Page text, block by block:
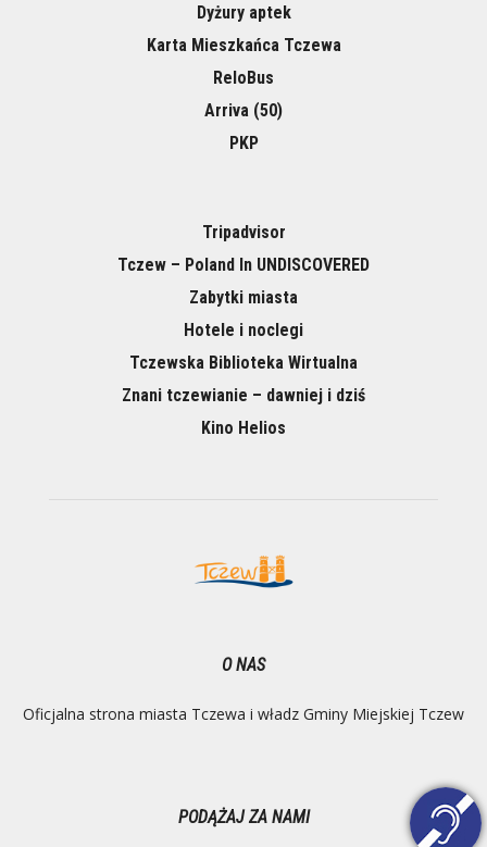
Dyżury aptek
Karta Mieszkańca Tczewa
ReloBus
Arriva (50)
PKP
Tripadvisor
Tczew – Poland In UNDISCOVERED
Zabytki miasta
Hotele i noclegi
Tczewska Biblioteka Wirtualna
Znani tczewianie – dawniej i dziś
Kino Helios
O NAS
Oficjalna strona miasta Tczewa i władz Gminy Miejskiej Tczew
PODĄŻAJ ZA NAMI